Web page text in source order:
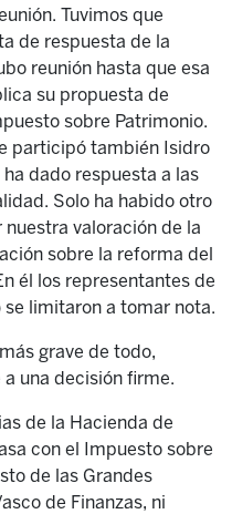
Tuvimos que
de respuesta de la
reunión hasta que esa
su propuesta de
sobre Patrimonio.
participó también Isidro
dado respuesta a las
Solo ha habido otro
valoración de la
sobre la reforma del
él los representantes de
limitaron a tomar nota.
grave de todo,
una decisión firme.
de la Hacienda de
con el Impuesto sobre
de las Grandes
de Finanzas, ni